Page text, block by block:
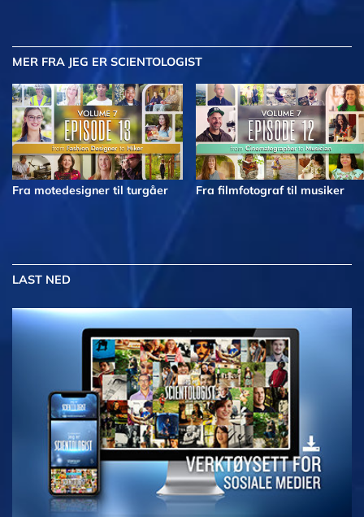
MER FRA JEG ER SCIENTOLOGIST
Fra motedesigner til turgåer Fra filmfotograf til musiker
LAST NED